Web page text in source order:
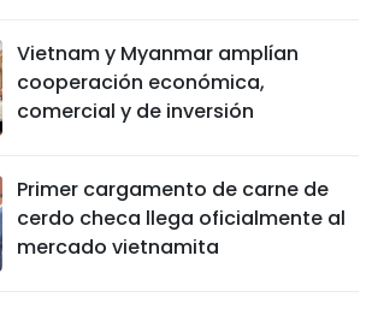
Vietnam y Myanmar amplían
cooperación económica,
comercial y de inversión
Primer cargamento de carne de
cerdo checa llega oficialmente al
mercado vietnamita